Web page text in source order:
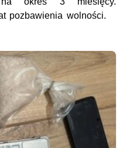
pozbawienia wolności.